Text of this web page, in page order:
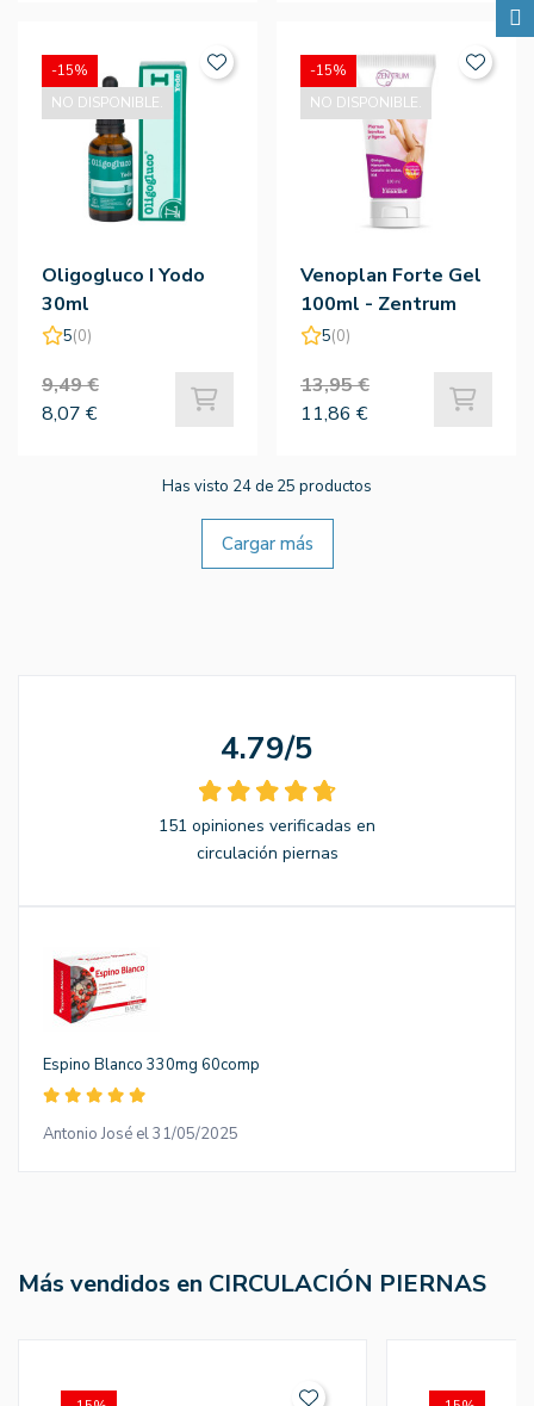
Oligogluco I Yodo
30ml
5(0)
9,49 €
8,07 €
-15%
NO DISPONIBLE.
Venoplan Forte Gel
100ml - Zentrum
5(0)
13,95 €
11,86 €
-15%
NO DISPONIBLE.
Has visto 24 de 25 productos
Cargar más
4.79/5
151 opiniones verificadas en
circulación piernas
Espino Blanco 330mg 60comp
Antonio José el 31/05/2025
Más vendidos en CIRCULACIÓN PIERNAS